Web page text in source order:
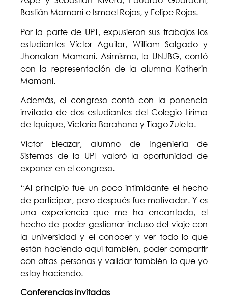
Bastián Mamani e Ismael Rojas, y Felipe Rojas.
Por la parte de UPT, expusieron sus trabajos los
estudiantes Víctor Aguilar, William Salgado y
Jhonatan Mamani. Asimismo, la UNJBG, contó
con la representación de la alumna Katherin
Mamani.
Además, el congreso contó con la ponencia
invitada de dos estudiantes del Colegio Lirima
de Iquique, Victoria Barahona y Tiago Zuleta.
Víctor Eleazar, alumno de Ingeniería de
Sistemas de la UPT valoró la oportunidad de
exponer en el congreso.
“Al principio fue un poco intimidante el hecho
de participar, pero después fue motivador. Y es
una experiencia que me ha encantado, el
hecho de poder gestionar incluso del viaje con
la universidad y el conocer y ver todo lo que
están haciendo aquí también, poder compartir
con otras personas y validar también lo que yo
estoy haciendo.
Conferencias invitadas